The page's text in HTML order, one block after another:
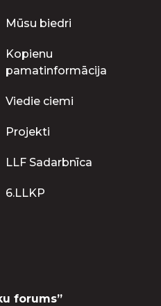
Mūsu biedri
Kopienu
pamatinformācija
Viedie ciemi
Projekti
LLF Sadarbnīca
6.LLKP
forums”